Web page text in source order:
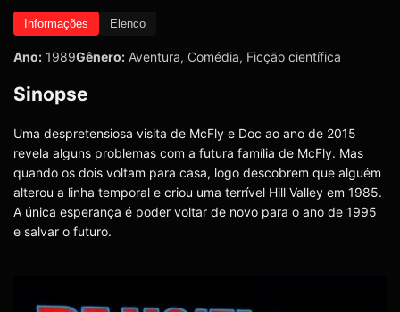
Informações Elenco
Ano: 1989Gênero: Aventura, Comédia, Ficção científica
Sinopse
Uma despretensiosa visita de McFly e Doc ao ano de 2015
revela alguns problemas com a futura família de McFly. Mas
quando os dois voltam para casa, logo descobrem que alguém
alterou a linha temporal e criou uma terrível Hill Valley em 1985.
A única esperança é poder voltar de novo para o ano de 1995
e salvar o futuro.